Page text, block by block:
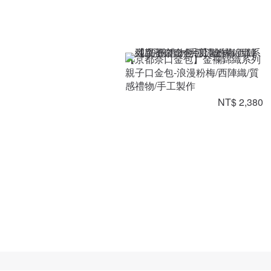
【京都奈口金包】金襴錦織系列
親子口金包-浪漫粉梅/西陣織/質
感禮物/手工製作
NT$ 2,380